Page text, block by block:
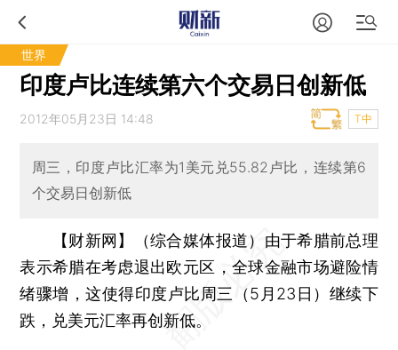
世界
印度卢比连续第六个交易日创新低
2012年05月23日 14:48 T中
周三，印度卢比汇率为1美元兑55.82卢比，连续第6
个交易日创新低
【财新网】（综合媒体报道） 由于希腊前总理
表示希腊在考虑退出欧元区，全球金融市场避险情
绪骤增，这使得印度卢比周三（5月23日）继续下
跌，兑美元汇率再创新低。